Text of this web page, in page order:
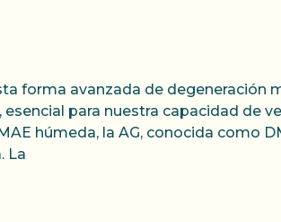
forma avanzada de degeneración
para nuestra capacidad de
húmeda, la AG, conocida como
La